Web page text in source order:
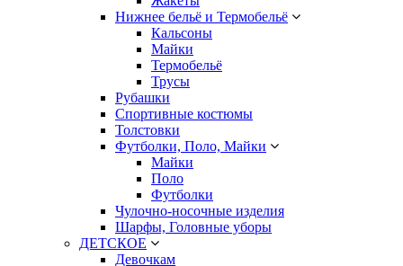
Нижнее бельё и Термобельё
Кальсоны
Майки
Термобельё
Трусы
Рубашки
Спортивные костюмы
Толстовки
Футболки, Поло, Майки
Майки
Поло
Футболки
Чулочно-носочные изделия
Шарфы, Головные уборы
ДЕТСКОЕ
Девочкам